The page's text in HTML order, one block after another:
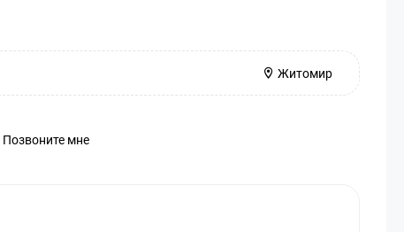
Житомир
Позвоните мне